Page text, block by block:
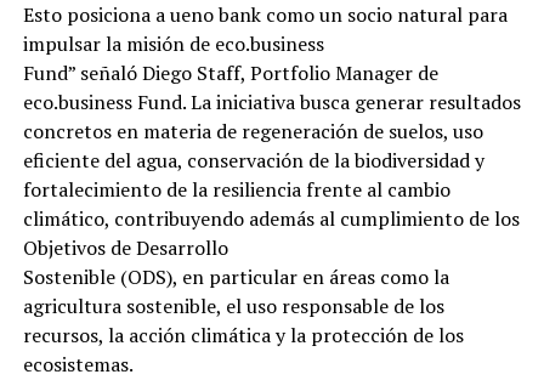
Esto posiciona a ueno bank como un socio natural para
impulsar la misión de eco.business
Fund” señaló Diego Staff, Portfolio Manager de
eco.business Fund. La iniciativa busca generar resultados
concretos en materia de regeneración de suelos, uso
eficiente del agua, conservación de la biodiversidad y
fortalecimiento de la resiliencia frente al cambio
climático, contribuyendo además al cumplimiento de los
Objetivos de Desarrollo
Sostenible (ODS), en particular en áreas como la
agricultura sostenible, el uso responsable de los
recursos, la acción climática y la protección de los
ecosistemas.